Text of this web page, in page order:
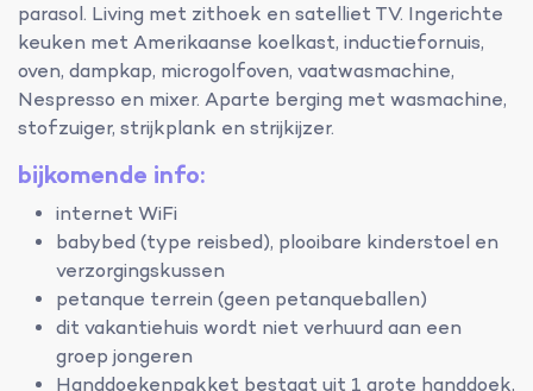
parasol. Living met zithoek en satelliet TV. Ingerichte
keuken met Amerikaanse koelkast, inductiefornuis,
oven, dampkap, microgolfoven, vaatwasmachine,
Nespresso en mixer. Aparte berging met wasmachine,
stofzuiger, strijkplank en strijkijzer.
bijkomende info:
internet WiFi
babybed (type reisbed), plooibare kinderstoel en
verzorgingskussen
petanque terrein (geen petanqueballen)
dit vakantiehuis wordt niet verhuurd aan een
groep jongeren